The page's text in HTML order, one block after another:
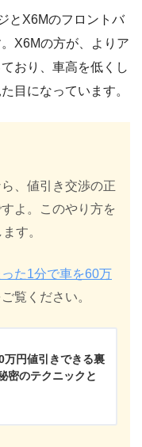
とX6Mのフロントバ
X6Mの方が、よりア
おり、車高を低くし
目になっています。
、値引き交渉の正
よ。このやり方を
す。
った1分で車を60万
覧ください。
万円値引きできる裏
密のテクニックと